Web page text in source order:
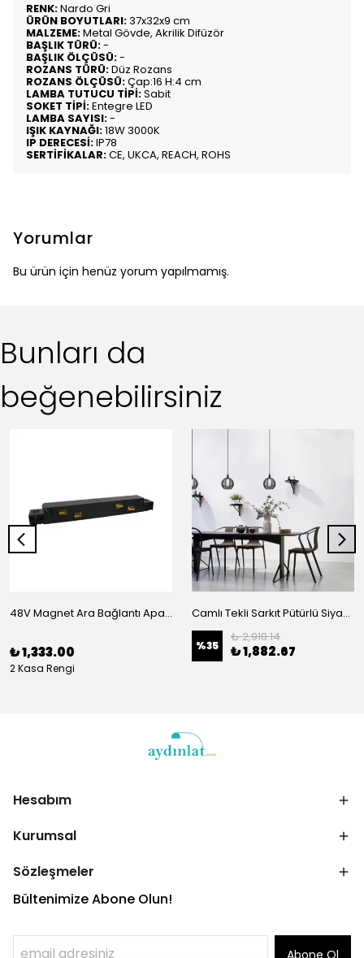
RENK:Nardo Gri
ÜRÜN BOYUTLARI:37x32x9 cm
MALZEME:Metal Gövde, Akrilik Difüzör
BAŞLIK TÜRÜ:-
BAŞLIK ÖLÇÜSÜ:-
ROZANS TÜRÜ:Düz Rozans
ROZANS ÖLÇÜSÜ:Çap:16 H:4 cm
LAMBA TUTUCU TİPİ:Sabit
SOKET TİPİ:Entegre LED
LAMBA SAYISI:-
IŞIK KAYNAĞI:18W 3000K
IP DERECESİ:IP78
SERTİFİKALAR:CE, UKCA, REACH, ROHS
Yorumlar
Bu ürün için henüz yorum yapılmamış.
Bunları da
beğenebilirsiniz
48V Magnet Ara Bağlantı Aparatı
₺ 1,333.00
2 Kasa Rengi
Camlı Tekli Sarkıt Pütürlü Siyah 2121
%35
₺ 2,918.14
₺ 1,882.67
Hesabım
Kurumsal
Sözleşmeler
Bültenimize Abone Olun!
Abone Ol